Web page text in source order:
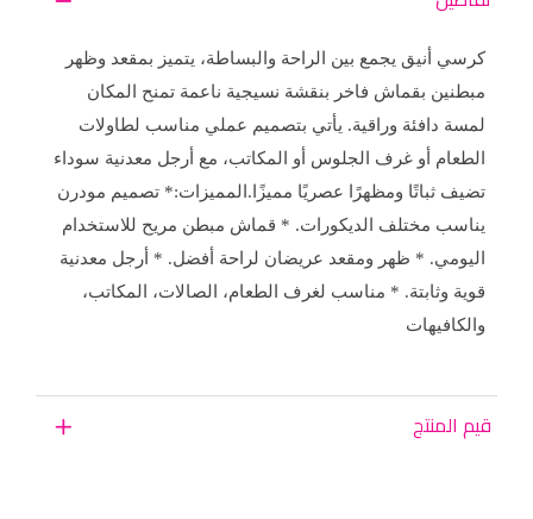
كرسي أنيق يجمع بين الراحة والبساطة، يتميز بمقعد وظهر
مبطنين بقماش فاخر بنقشة نسيجية ناعمة تمنح المكان
لمسة دافئة وراقية. يأتي بتصميم عملي مناسب لطاولات
الطعام أو غرف الجلوس أو المكاتب، مع أرجل معدنية سوداء
تضيف ثباتًا ومظهرًا عصريًا مميزًا.المميزات:* تصميم مودرن
يناسب مختلف الديكورات. * قماش مبطن مريح للاستخدام
اليومي. * ظهر ومقعد عريضان لراحة أفضل. * أرجل معدنية
قوية وثابتة. * مناسب لغرف الطعام، الصالات، المكاتب،
والكافيهات
قيم المنتج